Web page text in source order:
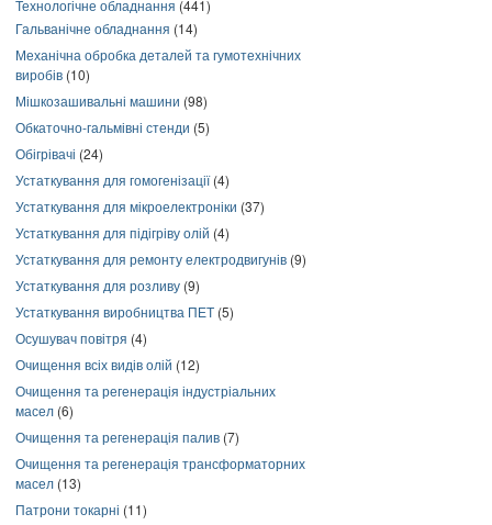
Технологічне обладнання (441)
Гальванічне обладнання (14)
Механічна обробка деталей та гумотехнічних
виробів (10)
Мішкозашивальні машини (98)
Обкаточно-гальмівні стенди (5)
Обігрівачі (24)
Устаткування для гомогенізації(4)
Устаткування для мікроелектроніки (37)
Устаткування для підігріву олій (4)
Устаткування для ремонту електродвигунів (9)
Устаткування для розливу (9)
Устаткування виробництва ПЕТ (5)
Осушувач повітря (4)
Очищення всіх видів олій (12)
Очищення та регенерація індустріальних
масел (6)
Очищення та регенерація палив (7)
Очищення та регенерація трансформаторних
масел (13)
Патрони токарні (11)